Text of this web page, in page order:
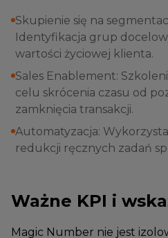
Skupienie się na
Identyfikacja grup
wartości życiowej klienta.
Sales Enablement:
celu skrócenia czasu od
zamknięcia transakcji.
Automatyzacja:
redukcji ręcznych zadań
Ważne KPI i
Magic Number nie jest